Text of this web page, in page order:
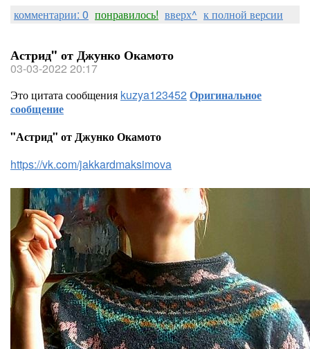
комментарии: 0 понравилось! вверх^ к полной версии
Астрид" от Джунко Окамото
03-03-2022 20:17
Это цитата сообщения kuzya123452Оригинальное
сообщение
"Астрид" от Джунко Окамото
https://vk.com/jakkardmaksimova